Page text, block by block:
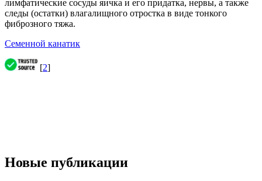
лимфатические сосуды яичка и его придатка, нервы, а также
следы (остатки) влагалищного отростка в виде тонкого
фиброзного тяжа.
Семенной канатик
[2]
Новые публикации